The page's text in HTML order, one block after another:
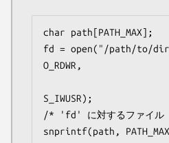
char path[PATH_MAX];
fd = open("/path/to/
O_RDWR,
S_IWUSR);
/* 'fd' に対するファイ
snprintf(path,